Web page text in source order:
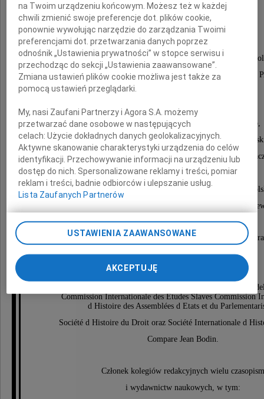
Dyrektor i Przewodniczący Rady Naukowej
Instytutu Historii Prawa WPiA UW,
były wieloletni Kierownik Zakładu Historii i Prawa
członek Komitetów Instytutu Nauk Historycznych
i Instytutu Komitetu Nauk Prawnych PAN,
doctor honoris causa Uniwersytetu Łódzkiego,
Uniwersytetu Warszawskiego i Uniwersytetu
Odznaczony wieloma wojskowymi i cywilnymi
krajowymi i zagranicznymi,
w tym Krzyżem Wielkim Orderu Odrodzenia
i Krzyżem Oficerskim Orderu Zasługi Republiki
Członek wielu towarzystw i instytucji naukowych polskich i
Polskiego Towarzystwa Historycznego,
Towarzystwa Naukowego Warszawskiego,
Accademia Nationale dei Incei, Accademia Mediterranea
Commission Internationale des Etudes Slaves Commission
d Histoire des Assemblées d Etats et du
Société d Histoire du Droit oraz Société Internationale d
Compare Jean Bodin.
Członek kolegiów redakcyjnych wielu czasopism
i wydawnictw naukowych, w tym:
na Twoim urządzeniu końcowym. Możesz też w każdej
chwili zmienić swoje preferencje dot. plików cookie,
ponownie wywołując narzędzie do zarządzania Twoimi
preferencjami dot. przetwarzania danych poprzez
odnośnik „Ustawienia prywatności” w stopce serwisu i
przechodząc do sekcji „Ustawienia zaawansowane”.
Zmiana ustawień plików cookie możliwa jest także za
pomocą ustawień przeglądarki.
My, nasi Zaufani Partnerzy i Agora S.A. możemy
przetwarzać dane osobowe w następujących
celach:Użycie dokładnych danych geolokalizacyjnych.
Aktywne skanowanie charakterystyki urządzenia do celów
identyfikacji. Przechowywanie informacji na urządzeniu lub
dostęp do nich. Spersonalizowane reklamy i treści, pomiar
reklam i treści, badnie odbiorców i ulepszanie usług.
Lista Zaufanych Partnerów
USTAWIENIA ZAAWANSOWANE
AKCEPTUJĘ